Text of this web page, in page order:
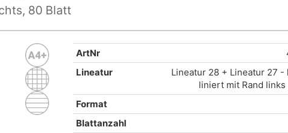
80 Blatt
ArtNr
Lineatur
Lineatur 28 + Lineatur 27 -
liniert mit Rand
Format
Blattanzahl